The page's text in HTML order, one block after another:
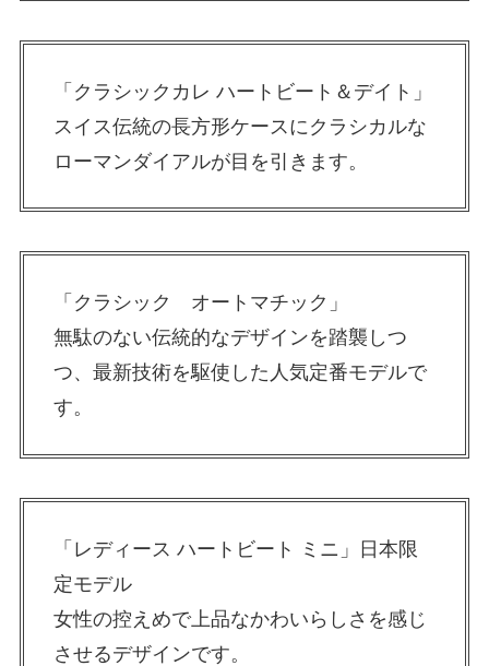
「クラシックカレ ハートビート＆デイト」
スイス伝統の長方形ケースにクラシカルな
ローマンダイアルが目を引きます。
「クラシック オートマチック」
無駄のない伝統的なデザインを踏襲しつ
つ、最新技術を駆使した人気定番モデルで
す。
「レディース ハートビート ミニ」日本限
定モデル
女性の控えめで上品なかわいらしさを感じ
させるデザインです。